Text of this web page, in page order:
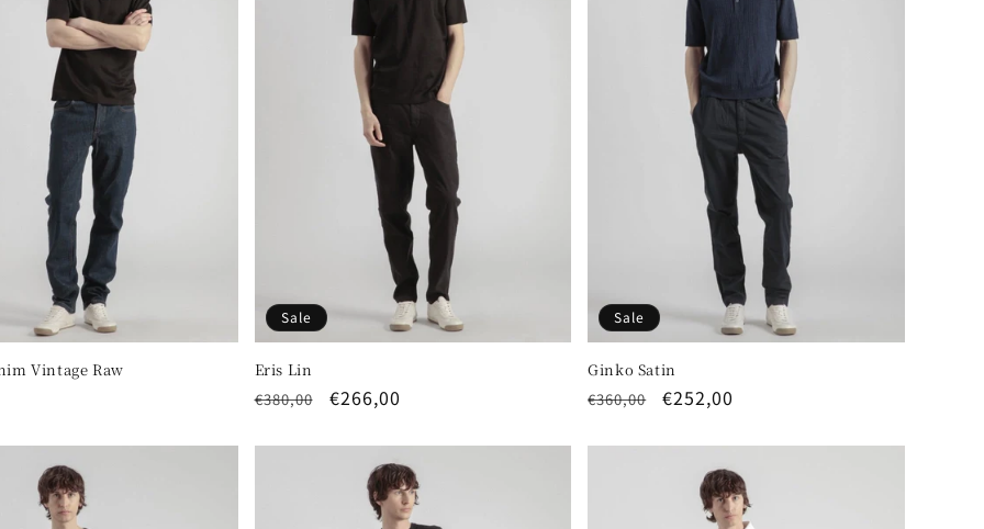
Vintage Raw
Sale
Eris Lin
Regular
€380,00
Sale
€266,00
Sale
Ginko Satin
Regular
€360,00
Sale
€252,00